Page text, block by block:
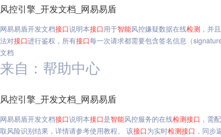
风控引擎_开发文档_网易易盾
网易易盾开发文档接口说明本接口用于智能风控嫌疑数据在线检测 ，并且
法对接口进行鉴权，所有接口每一次请求都需要包含签名信息（
文档
来自：帮助中心
风控引擎_开发文档_网易易盾
网易易盾开发文档接口说明本接口是智能风控服务的在线检测接口 ，需
取风险识别结果，详情请参考使用教程。 该接口为实时检测接口 ，同步